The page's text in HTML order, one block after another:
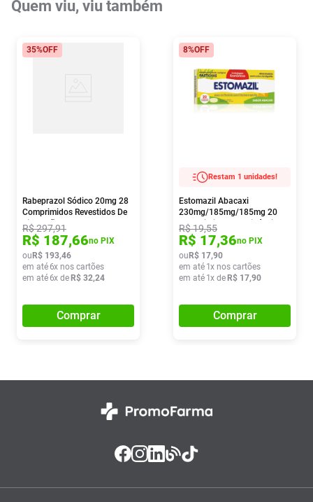
Quem viu, viu também
35%OFF
Rabeprazol Sódico 20mg 28
Comprimidos Revestidos De
Liberação Retardada Sandoz
R$297,91
R$ 187,66no PIX
ou R$ 193,46
em até6x nos cartões
em até6x de R$ 32,24
Comprar
8%OFF
Restam 1 unidades!
Estomazil Abacaxi
230mg/185mg/185mg 20
Comprimidos Mastigáveis
R$19,55
R$ 17,36no PIX
ou R$ 17,90
em até 1x nos cartões
em até 1x de R$ 17,90
Comprar